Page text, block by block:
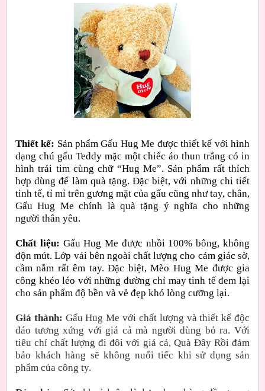
Thiết kế: Sản phẩm Gấu Hug Me được thiết kế với hình
dạng chú gấu Teddy mặc một chiếc áo thun trắng có in
hình trái tim cùng chữ “Hug Me”. Sản phẩm rất thích
hợp dùng để làm quà tặng. Đặc biệt, với những chi tiết
tinh tế, tỉ mỉ trên gương mặt của gấu cũng như tay, chân,
Gấu Hug Me chính là quà tặng ý nghĩa cho những
người thân yêu.
Chất liệu: Gấu Hug Me được nhồi 100% bông, không
độn mút. Lớp vải bên ngoài chất lượng cho cảm giác sờ,
cầm nắm rất êm tay. Đặc biệt, Mèo Hug Me được gia
công khéo léo với những đường chỉ may tinh tế đem lại
cho sản phẩm độ bền và vẻ đẹp khó lòng cưỡng lại.
Giá thành: Gấu Hug Me với chất lượng và thiết kế độc
đáo tương xứng với giá cả mà người dùng bỏ ra. Với
tiêu chí chất lượng đi đôi với giá cả, Quà Đây Rồi đảm
bảo khách hàng sẽ không nuối tiếc khi sử dụng sản
phẩm của công ty.